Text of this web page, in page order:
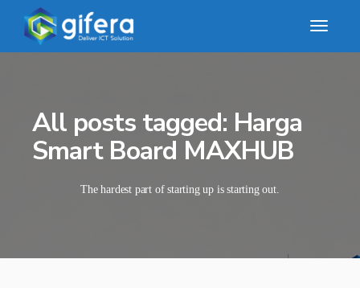
All posts tagged: Harga
Smart Board MAXHUB
The hardest part of starting up is starting out.